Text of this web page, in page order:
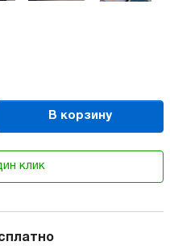
В корзину
клик